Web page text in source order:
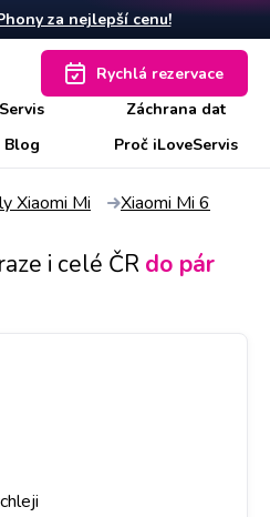
za nejlepší cenu!
Servis
Záchrana dat
Blog Proč iLoveServis
Rychlá rezervace
Xiaomi Mi Xiaomi Mi 6
i celé ČR do pár